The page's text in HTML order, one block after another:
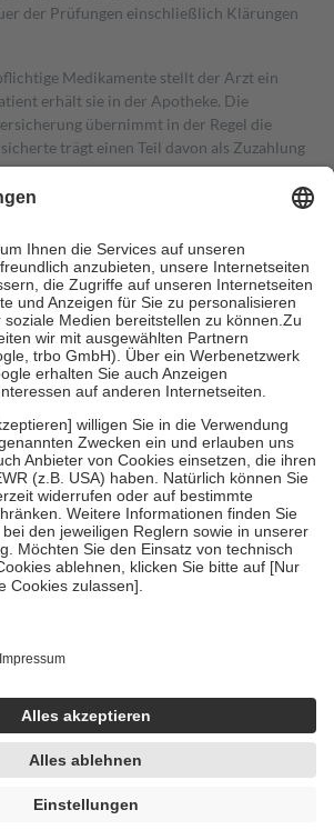
der Prüfungen einschließlich Klärungen
Medikamente stellt der Arzt ein
erhält sie in der Apotheke. Die
übernimmt in der Regel die
trägt einen Teil davon als Zuzahlung
Zuzahlungen in Höhe von zehn
Es sind jedoch nie mehr als die tatsächlichen
entrichten.
auch für Online-Apotheken.
Krankenpflege beträgt die
der Kosten sowie zehn Euro je
Versicherten für ihre eigene Gesundheit zu
Stellung der Familie zu unterstützen,
an bei:
bis zum vollendeten 18. Lebensjahr
Vorsorge und Früherkennung, die von der
dass es sich um echte Bewertungen
hc/de/articles/4419944605341
wurden unter Zuhilfenahme künstlicher